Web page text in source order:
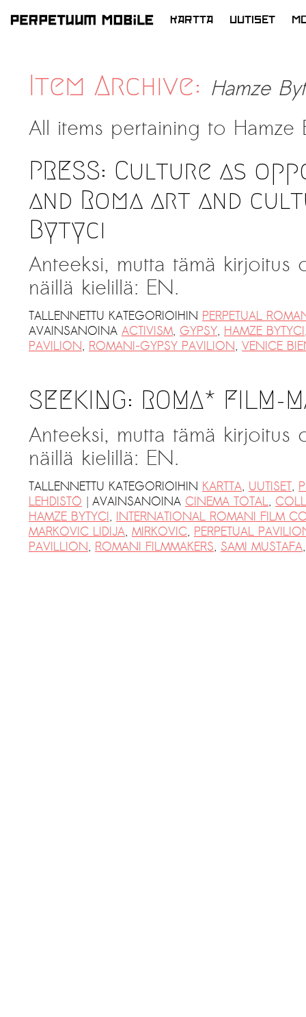
SIIRRY
KARTTA UUTISET
Item Archive: Hamze
All items pertaining to Hamze
PRESS: Culture as
and Roma art and
Bytyci
Anteeksi, mutta tämä kirjoitus
näillä kielillä: EN.
TALLENNETTU KATEGORIOIHIN PERPETUAL
AVAINSANOINA ACTIVISM, GYPSY, HAMZE BYTYCI
PAVILION, ROMANI-GYPSY PAVILION, VENICE
SEEKING: ROMA* FILM-
Anteeksi, mutta tämä kirjoitus
näillä kielillä: EN.
TALLENNETTU KATEGORIOIHIN KARTTA, UUTISET,
LEHDISTÖ | AVAINSANOINA CINEMA TOTAL,
HAMZE BYTYCI, INTERNATIONAL ROMANI FILM
MARKOVIC LIDIJA, MIRKOVIC, PERPETUAL
PAVILLION, ROMANI FILMMAKERS, SAMI MUSTAFA